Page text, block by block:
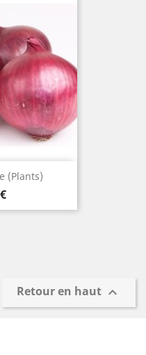
(plants)
Retour en haut 